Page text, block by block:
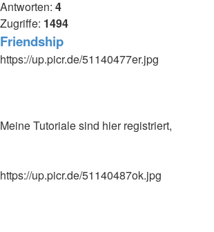
Antworten: 4
Zugriffe: 1494
Friendship
https://up.picr.de/51140477er.jpg
Meine Tutoriale sind hier registriert,
https://up.picr.de/51140487ok.jpg